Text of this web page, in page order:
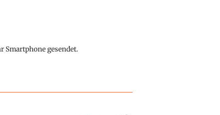
Smartphone gesendet.